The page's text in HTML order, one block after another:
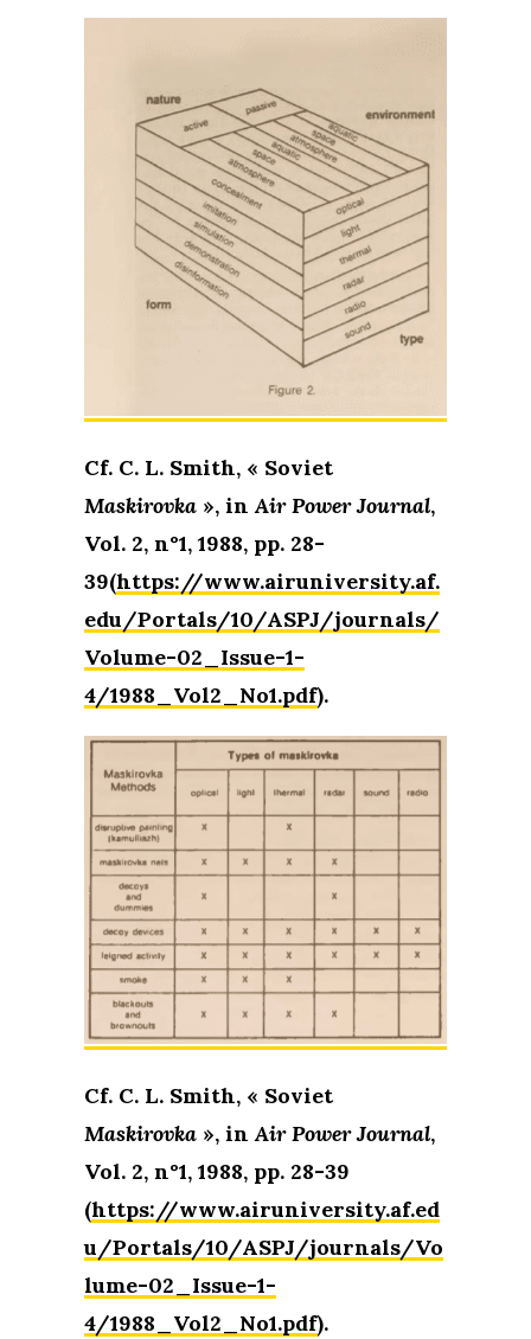
Cf. C. L. Smith, « Soviet
Maskirovka», inAir Power Journal,
Vol. 2, n°1, 1988, pp. 28-
39(https://www.airuniversity.af.
edu/Portals/10/ASPJ/journals/
Volume-02_Issue-1-
4/1988_Vol2_No1.pdf).
Cf. C. L. Smith, « Soviet
Maskirovka», inAir Power Journal,
Vol. 2, n°1, 1988, pp. 28-39
(https://www.airuniversity.af.ed
u/Portals/10/ASPJ/journals/Vo
lume-02_Issue-1-
4/1988_Vol2_No1.pdf).